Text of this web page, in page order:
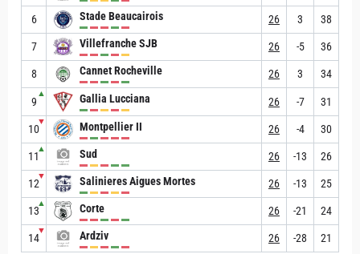
6 Stade Beaucairois 26 3 38
7 Villefranche SJB 26 -5 36
8 Cannet Rocheville 26 3 34
9
▲ Gallia Lucciana 26 -7 31
10
▼ Montpellier II 26 -4 30
11
▲ Sud 26 -13 26
12
▼ Salinieres Aigues Mortes 26 -13 25
13
▲ Corte 26 -21 24
14
▼ Ardziv 26 -28 21